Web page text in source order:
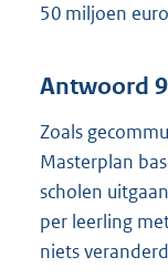
50 miljoen
Antwoord 9
Zoals
Masterplan
scholen
per leerling
niets